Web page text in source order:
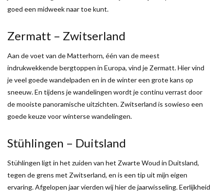
goed een midweek naar toe kunt.
Zermatt – Zwitserland
Aan de voet van de Matterhorn, één van de meest
indrukwekkende bergtoppen in Europa, vind je Zermatt. Hier vind
je veel goede wandelpaden en in de winter een grote kans op
sneeuw. En tijdens je wandelingen wordt je continu verrast door
de mooiste panoramische uitzichten. Zwitserland is sowieso een
goede keuze voor winterse wandelingen.
Stühlingen – Duitsland
Stühlingen ligt in het zuiden van het Zwarte Woud in Duitsland,
tegen de grens met Zwitserland, en is een tip uit mijn eigen
ervaring. Afgelopen jaar vierden wij hier de jaarwisseling. Eerlijkheid